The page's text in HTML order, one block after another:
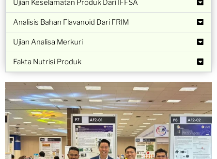
Ujian Keselamatan Produk Dari IFFSA
Analisis Bahan Flavanoid Dari FRIM
Ujian Analisa Merkuri
Fakta Nutrisi Produk